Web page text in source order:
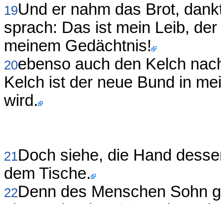
19Und er nahm das Brot,
sprach: Das ist mein Leib,
meinem Gedächtnis!
20ebenso auch den Kelch
Kelch ist der neue Bund in
wird.
21Doch siehe, die Hand
dem Tische.
22Denn des Menschen Sohn